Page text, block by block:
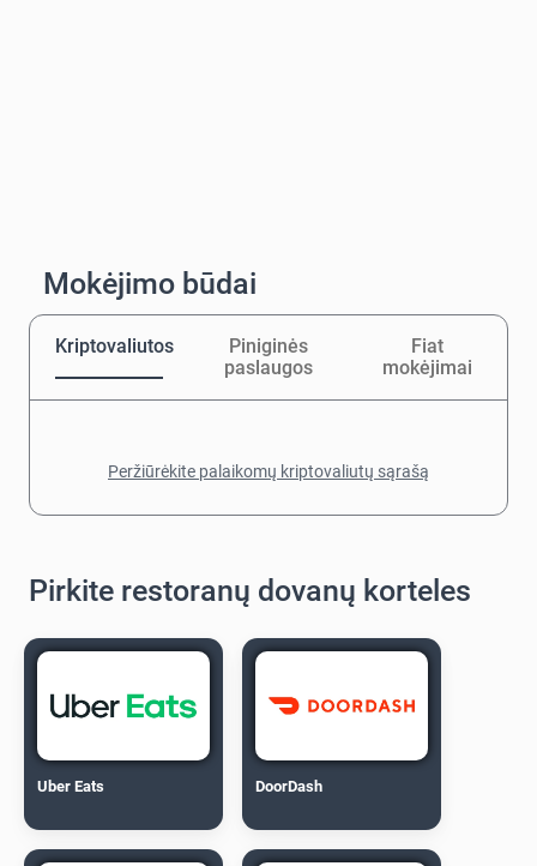
Mokėjimo būdai
Kriptovaliutos
Piniginės
paslaugos
Fiat
mokėjimai
Peržiūrėkite palaikomų kriptovaliutų sąrašą
Pirkite restoranų dovanų korteles
Uber Eats DoorDash